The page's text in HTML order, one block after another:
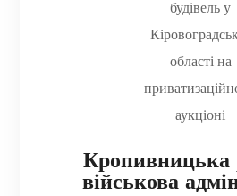
Кропивницька
військова